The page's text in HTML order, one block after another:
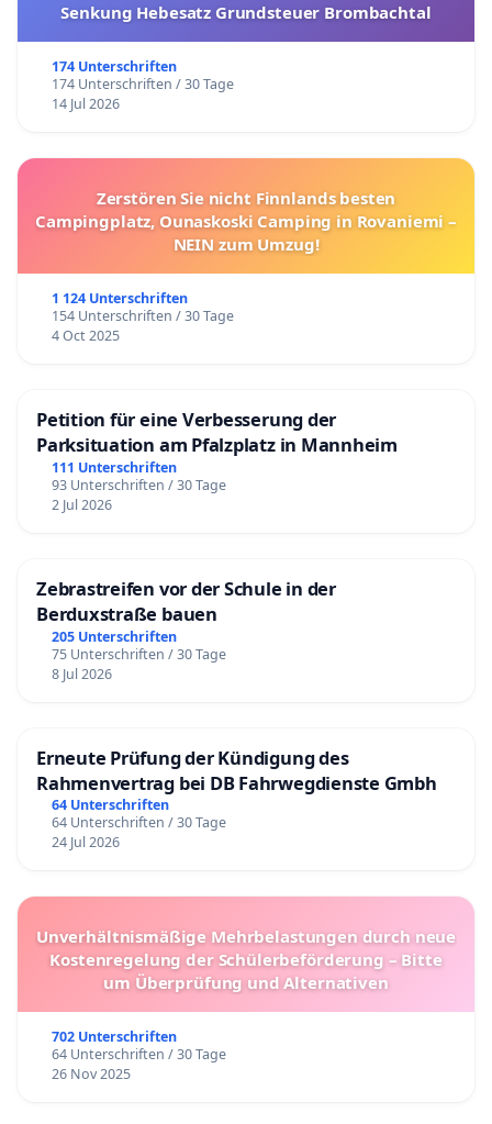
Senkung Hebesatz Grundsteuer Brombachtal
174 Unterschriften
174 Unterschriften / 30 Tage
14 Jul 2026
Zerstören Sie nicht Finnlands besten
Campingplatz, Ounaskoski Camping in Rovaniemi –
NEIN zum Umzug!
1 124 Unterschriften
154 Unterschriften / 30 Tage
4 Oct 2025
Petition für eine Verbesserung der
Parksituation am Pfalzplatz in Mannheim
111 Unterschriften
93 Unterschriften / 30 Tage
2 Jul 2026
Zebrastreifen vor der Schule in der
Berduxstraße bauen
205 Unterschriften
75 Unterschriften / 30 Tage
8 Jul 2026
Erneute Prüfung der Kündigung des
Rahmenvertrag bei DB Fahrwegdienste Gmbh
64 Unterschriften
64 Unterschriften / 30 Tage
24 Jul 2026
Unverhältnismäßige Mehrbelastungen durch neue
Kostenregelung der Schülerbeförderung – Bitte
um Überprüfung und Alternativen
702 Unterschriften
64 Unterschriften / 30 Tage
26 Nov 2025